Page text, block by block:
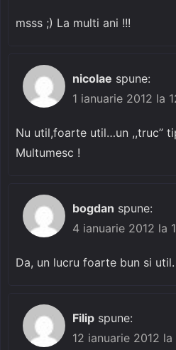
msss ;) La multi ani !!!
nicolae spune:
1 ianuarie 2012 la
Nu util,foarte util…un ,,truc”
Multumesc !
bogdan spune:
4 ianuarie 2012 la
Da, un lucru foarte bun si util.
Filip spune:
12 ianuarie 2012